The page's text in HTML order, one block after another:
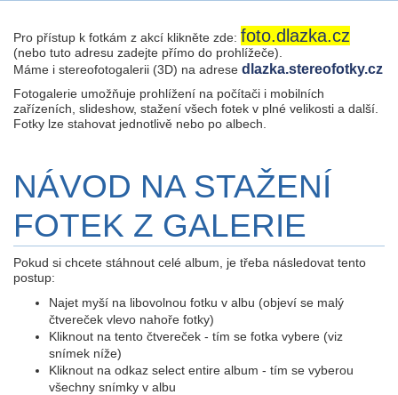
Pro přístup k fotkám z akcí klikněte zde: foto.dlazka.cz
(nebo tuto adresu zadejte přímo do prohlížeče).
Máme i stereofotogalerii (3D) na adrese dlazka.stereofotky.cz
Fotogalerie umožňuje prohlížení na počítači i mobilních
zařízeních, slideshow, stažení všech fotek v plné velikosti a další.
Fotky lze stahovat jednotlivě nebo po albech.
NÁVOD NA STAŽENÍ
FOTEK Z GALERIE
Pokud si chcete stáhnout celé album, je třeba následovat tento
postup:
Najet myší na libovolnou fotku v albu (objeví se malý
čtvereček vlevo nahoře fotky)
Kliknout na tento čtvereček - tím se fotka vybere (viz
snímek níže)
Kliknout na odkaz select entire album - tím se vyberou
všechny snímky v albu